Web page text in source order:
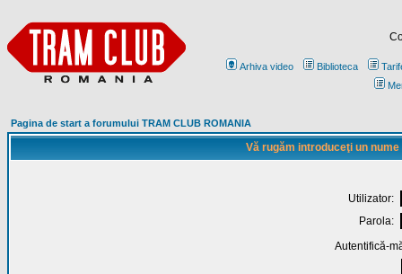
Arhiva video Biblioteca
Pagina de start a forumului TRAM CLUB ROMANIA
Vă rugăm introduceţi un
Utilizator:
Parola:
Autentifică-